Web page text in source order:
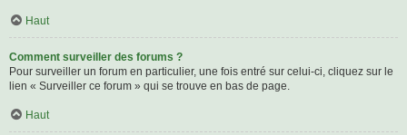
Haut
Comment surveiller des forums ?
Pour surveiller un forum en particulier, une fois entré sur celui-ci, cliquez sur le
lien « Surveiller ce forum » qui se trouve en bas de page.
Haut